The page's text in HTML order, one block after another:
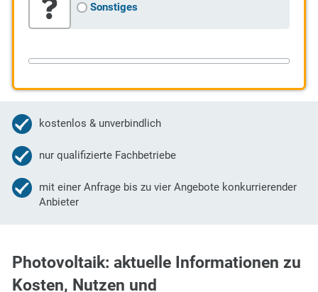
Sonstiges
kostenlos & unverbindlich
nur qualifizierte Fachbetriebe
mit einer Anfrage bis zu vier Angebote konkurrierender
Anbieter
Photovoltaik: aktuelle Informationen zu
Kosten, Nutzen und